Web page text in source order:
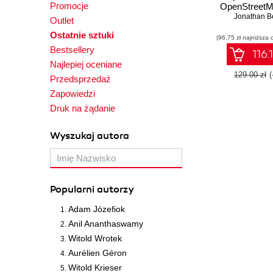
Promocje
Outlet
Ostatnie sztuki
Bestsellery
Najlepiej oceniane
Przedsprzedaż
Zapowiedzi
Druk na żądanie
Wyszukaj autora
Popularni autorzy
Adam Józefiok
Anil Ananthaswamy
Witold Wrotek
Aurélien Géron
Witold Krieser
this book
creating
maps you
and
business or
Jonathan
(96,75 zł najniższa
129.00 zł